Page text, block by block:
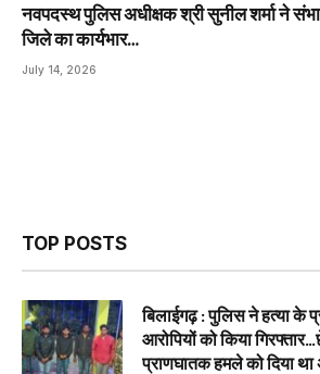
नवपदस्थ पुलिस अधीक्षक श्री सुनील शर्मा ने
जिले का कार्यभार…
July 14, 2026
TOP POSTS
बिलाईगढ़ : पुलिस ने हत्या के
आरोपियों को किया
प्राणघातक हमले को दिया